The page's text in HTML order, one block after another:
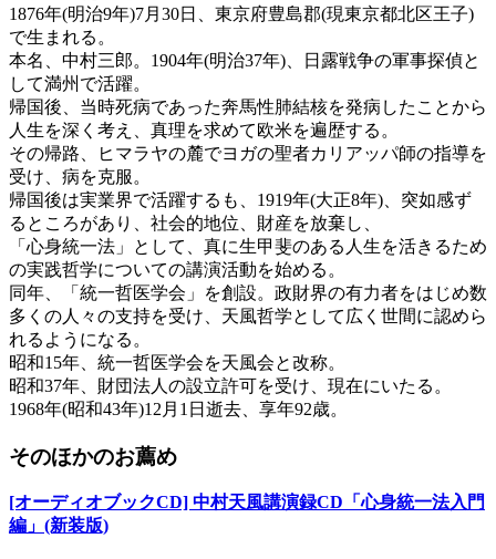
1876年(明治9年)7月30日、東京府豊島郡(現東京都北区王子)
で生まれる。
本名、中村三郎。1904年(明治37年)、日露戦争の軍事探偵と
して満州で活躍。
帰国後、当時死病であった奔馬性肺結核を発病したことから
人生を深く考え、真理を求めて欧米を遍歴する。
その帰路、ヒマラヤの麓でヨガの聖者カリアッパ師の指導を
受け、病を克服。
帰国後は実業界で活躍するも、1919年(大正8年)、突如感ず
るところがあり、社会的地位、財産を放棄し、
「心身統一法」として、真に生甲斐のある人生を活きるため
の実践哲学についての講演活動を始める。
同年、「統一哲医学会」を創設。政財界の有力者をはじめ数
多くの人々の支持を受け、天風哲学として広く世間に認めら
れるようになる。
昭和15年、統一哲医学会を天風会と改称。
昭和37年、財団法人の設立許可を受け、現在にいたる。
1968年(昭和43年)12月1日逝去、享年92歳。
そのほかのお薦め
[オーディオブックCD] 中村天風講演録CD「心身統一法入門
編」(新装版)